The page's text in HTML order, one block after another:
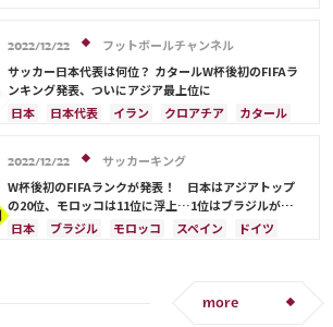
カメルーン
モロッコ ウェールズ
コスタリカ
カタール
サウジアラビア 中山 雄太
スイス
イングランド オランダ
ポーランド
ポルトガル
ブラジル
アルゼンチン
ウルグアイ
カナダ メキシコ セネガル
アメリカ
ウェールズ
2022/12/22
フットボールチャンネル
サッカー日本代表は何位？ カタールW杯後初のFIFAラ
ンキング発表、ついにアジア最上位に
日本
日本代表 イラン クロアチア
カタール
モロッコ
オーストラリア
サウジアラビア
ドイツ
デンマーク スペイン
スイス
イングランド
オランダ
ポルトガル
ウルグアイ
メキシコ セネガル
韓国
2022/12/22
サッカーキング
W杯後初のFIFAランクが発表！ 日本はアジアトップ
の20位、モロッコは11位に浮上…1位はブラジルがキ
ープ
日本 ブラジル モロッコ スペイン
ドイツ
オランダ
more